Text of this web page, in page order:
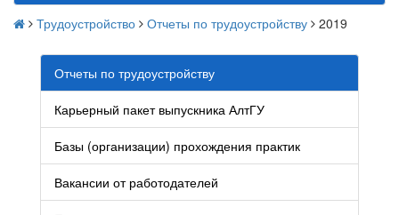
Трудоустройство Отчеты по трудоустройству 2019
Отчеты по трудоустройству
Карьерный пакет выпускника АлтГУ
Базы (организации) прохождения практик
Вакансии от работодателей